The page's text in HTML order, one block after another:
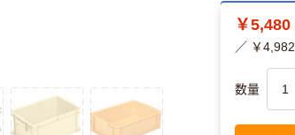
￥5,480
／ ￥4,982
数量